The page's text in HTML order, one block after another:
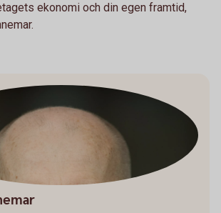
ekonomi och din egen framtid,